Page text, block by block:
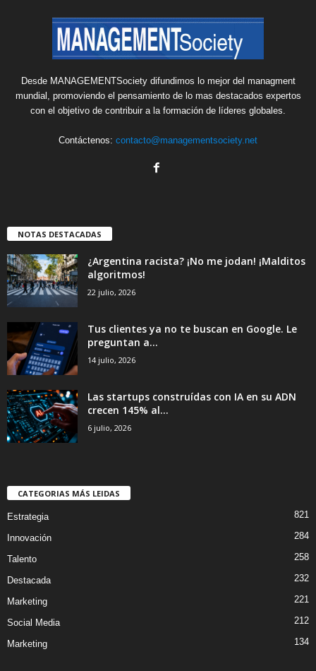
Desde MANAGEMENTSociety difundimos lo mejor del managment
mundial, promoviendo el pensamiento de lo mas destacados expertos
con el objetivo de contribuir a la formación de líderes globales.
Contáctenos: contacto@managementsociety.net
NOTAS DESTACADAS
¿Argentina racista? ¡No me jodan! ¡Malditos
algoritmos!
22 julio, 2026
Tus clientes ya no te buscan en Google. Le
preguntan a...
14 julio, 2026
Las startups construídas con IA en su ADN
crecen 145% al...
6 julio, 2026
CATEGORIAS MÁS LEIDAS
Estrategia 821
Innovación 284
Talento 258
Destacada 232
Marketing 221
Social Media 212
Marketing 134